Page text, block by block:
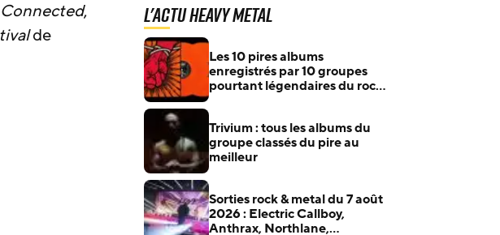
Connected,
de
L'actu Heavy Metal
Les 10 pires albums
enregistrés par 10 groupes
pourtant légendaires du rock
Trivium : tous les albums du
groupe classés du pire au
meilleur
Sorties rock & metal du 7 août
2026 : Electric Callboy,
Anthrax, Northlane,